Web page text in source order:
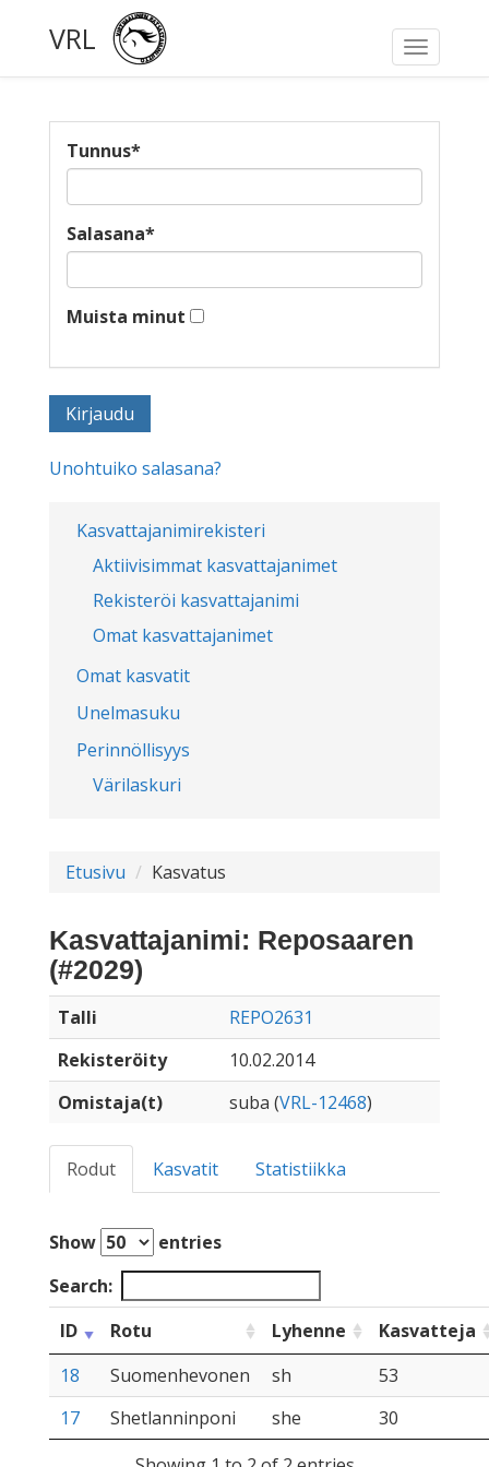
Toggle
VRL
Kasvattajanimirekisteri
Aktiivisimmat kasvattajanimet
Rekisteröi kasvattajanimi
Omat kasvattajanimet
Omat kasvatit
Unelmasuku
Perinnöllisyys
Värilaskuri
Tunnus*
Salasana*
Muista minut
Unohtuiko salasana?
Etusivu Kasvatus
Kasvattajanimi: Reposaaren
(#2029)
Talli
REPO2631
Rekisteröity
10.02.2014
Omistaja(t)
suba (VRL-12468)
Rodut Kasvatit Statistiikka
Show
entries
Search:
ID
Rotu Lyhenne
Kasvatteja
18
Suomenhevonen sh
53
17
Shetlanninponi she
30